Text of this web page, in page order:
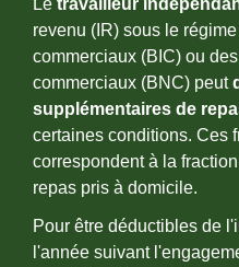
revenu (IR) sous le
commerciaux (BIC) ou
commerciaux (BNC) peut
supplémentaires de
certaines conditions. Ces
correspondent à la
repas pris à domicile.
Pour être déductibles de
l'année suivant